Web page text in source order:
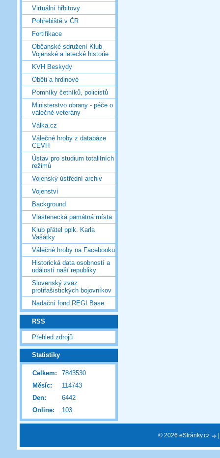
Virtuální hřbitovy
Pohřebiště v ČR
Fortifikace
Občanské sdružení Klub
Vojenské a letecké historie
KVH Beskydy
Oběti a hrdinové
Pomníky četníků, policistů
Ministerstvo obrany - péče o
válečné veterány
Válka.cz
Válečné hroby z databáze
CEVH
Ústav pro studium totalitních
režimů
Vojenský ústřední archiv
Vojenství
Background
Vlastenecká památná místa
Klub přátel pplk. Karla
Vašátky
Válečné hroby na Facebooku
Historická data osobností a
událostí naší republiky
Slovenský zväz
protifašistických bojovníkov
Nadační fond REGI Base
RSS
Přehled zdrojů
Statistiky
Online: 103
Celkem:
7843530
Měsíc:
114743
Den:
6442
© 2026 eStránky.cz